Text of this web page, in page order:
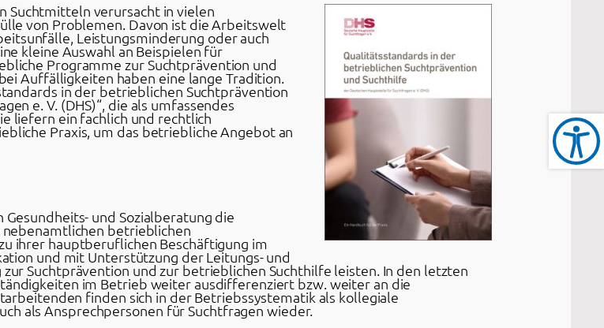
Suchtmitteln verursacht in vielen
von Problemen. Davon ist die Arbeitswelt
Leistungsminderung oder auch
kleine Auswahl an Beispielen für
Programme zur Suchtprävention und
Auffälligkeiten haben eine lange Tradition.
in der betrieblichen Suchtprävention
e. V. (DHS)“, die als umfassendes
liefern ein fachlich und rechtlich
Praxis, um das betriebliche Angebot an
und Sozialberatung die
betrieblichen
ihrer hauptberuflichen Beschäftigung im
und mit Unterstützung der Leitungs- und
Suchtprävention und zur betrieblichen Suchthilfe leisten. In den letzten
im Betrieb weiter ausdifferenziert bzw. weiter an die
finden sich in der Betriebssystematik als kollegiale
als Ansprechpersonen für Suchtfragen wieder.